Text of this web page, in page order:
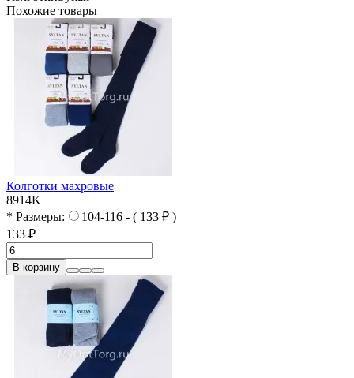
Похожие товары
Колготки махровые
8914K
* Размеры:
104-116 - ( 133 ₽ )
133 ₽
В корзину